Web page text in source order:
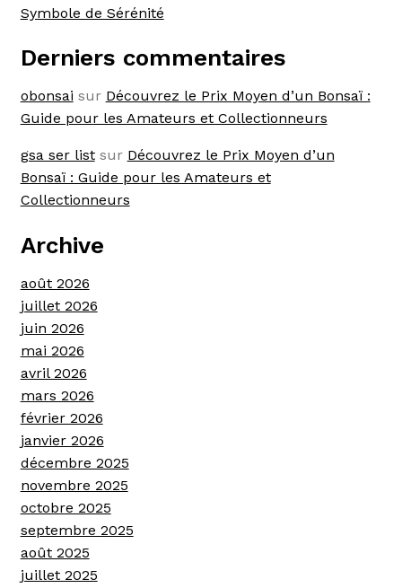
Symbole de Sérénité
Derniers commentaires
obonsai sur Découvrez le Prix Moyen d’un Bonsaï :
Guide pour les Amateurs et Collectionneurs
gsa ser listsur Découvrez le Prix Moyen d’un
Bonsaï : Guide pour les Amateurs et
Collectionneurs
Archive
août 2026
juillet 2026
juin 2026
mai 2026
avril 2026
mars 2026
février 2026
janvier 2026
décembre 2025
novembre 2025
octobre 2025
septembre 2025
août 2025
juillet 2025